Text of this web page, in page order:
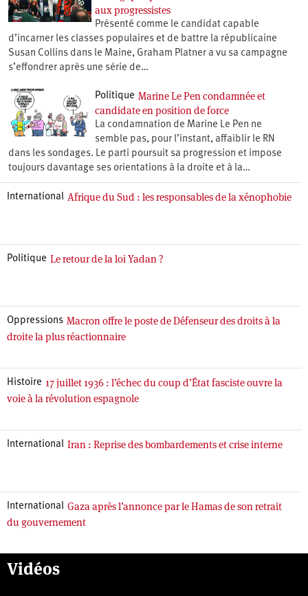
aux progressistes
Présenté comme le candidat capable
d’incarner les classes populaires et de battre la républicaine
Susan Collins dans le Maine, Graham Platner a vu sa campagne
s’effondrer après une série de…
Politique Marine Le Pen condamnée et
candidate en position de force
La condamnation de Marine Le Pen ne
semble pas, pour l’instant, affaiblir le RN
dans les sondages. Le parti poursuit sa progression et impose
toujours davantage ses orientations à la droite et à la…
International Afrique du Sud : les responsables de la xénophobie
Politique Le retour de la loi Yadan ?
Oppressions Macron offre le poste de Défenseur des droits à la
droite la plus réactionnaire
Histoire 17 juillet 1936 : l’échec du coup d’État fasciste ouvre la
voie à la révolution espagnole
International Iran : Reprise des bombardements et crise interne
International Gaza après l’annonce par le Hamas de son retrait
du gouvernement
Vidéos